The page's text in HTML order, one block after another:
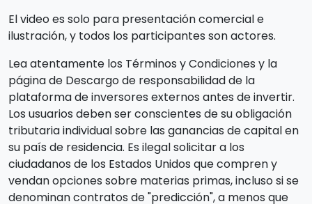
El video es solo para presentación comercial e
ilustración, y todos los participantes son actores.
Lea atentamente los Términos y Condiciones y la
página de Descargo de responsabilidad de la
plataforma de inversores externos antes de invertir.
Los usuarios deben ser conscientes de su obligación
tributaria individual sobre las ganancias de capital en
su país de residencia. Es ilegal solicitar a los
ciudadanos de los Estados Unidos que compren y
vendan opciones sobre materias primas, incluso si se
denominan contratos de "predicción", a menos que